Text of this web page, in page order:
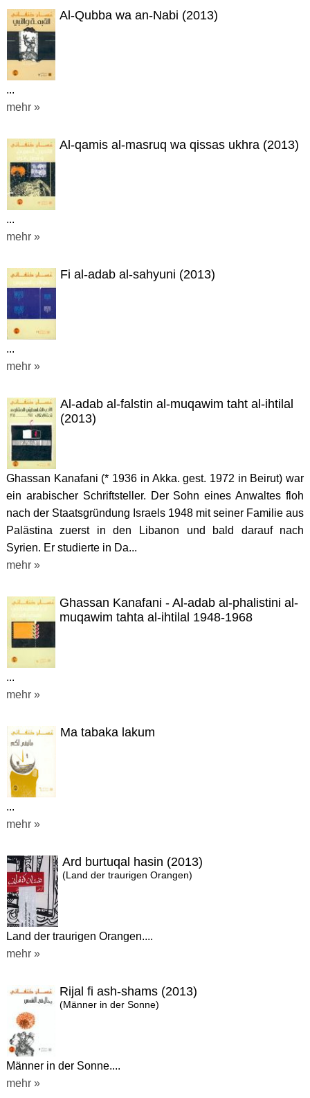
Al-Qubba wa an-Nabi (2013)
...
mehr »
Al-qamis al-masruq wa qissas ukhra (2013)
...
mehr »
Fi al-adab al-sahyuni (2013)
...
mehr »
Al-adab al-falstin al-muqawim taht al-ihtilal
(2013)
Ghassan Kanafani (* 1936 in Akka. gest. 1972 in Beirut) war
ein arabischer Schriftsteller. Der Sohn eines Anwaltes floh
nach der Staatsgründung Israels 1948 mit seiner Familie aus
Palästina zuerst in den Libanon und bald darauf nach
Syrien. Er studierte in Da...
mehr »
Ghassan Kanafani - Al-adab al-phalistini al-
muqawim tahta al-ihtilal 1948-1968
...
mehr »
Ma tabaka lakum
...
mehr »
Ard burtuqal hasin (2013)
(Land der traurigen Orangen)
Land der traurigen Orangen....
mehr »
Rijal fi ash-shams (2013)
(Männer in der Sonne)
Männer in der Sonne....
mehr »